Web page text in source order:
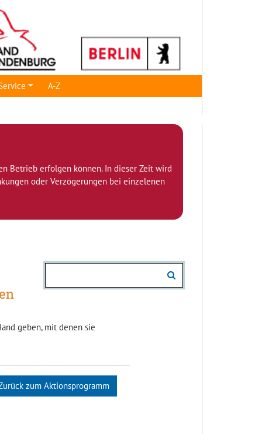
A-Z
Betrieb erfolgen können. In dieser Zeit wird
oder Verzögerungen bei einzelenen
geben, mit denen sie
zum Aktionsprogramm